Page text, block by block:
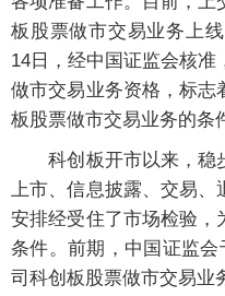
板股票做市交易业务上
14日，经中国证监会核
做市交易业务资格，标志
板股票做市交易业务的条
科创板开市以来，稳步
上市、信息披露、交易、
安排经受住了市场检验，
条件。前期，中国证监
司科创板股票做市交易业